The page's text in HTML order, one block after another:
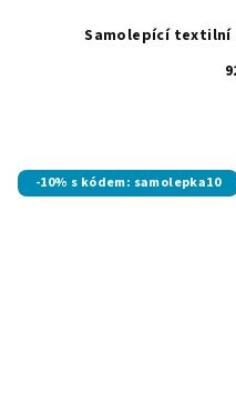
Samolepící textilní
-10% s kódem: samolepka10